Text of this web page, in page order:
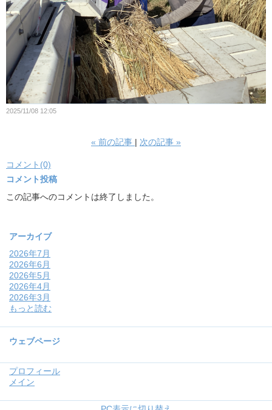
2025/11/08 12:05
« 前の記事 次の記事 »
コメント(0)
コメント投稿
この記事へのコメントは終了しました。
アーカイブ
2026年7月
2026年6月
2026年5月
2026年4月
2026年3月
もっと読む
ウェブページ
プロフィール
メイン